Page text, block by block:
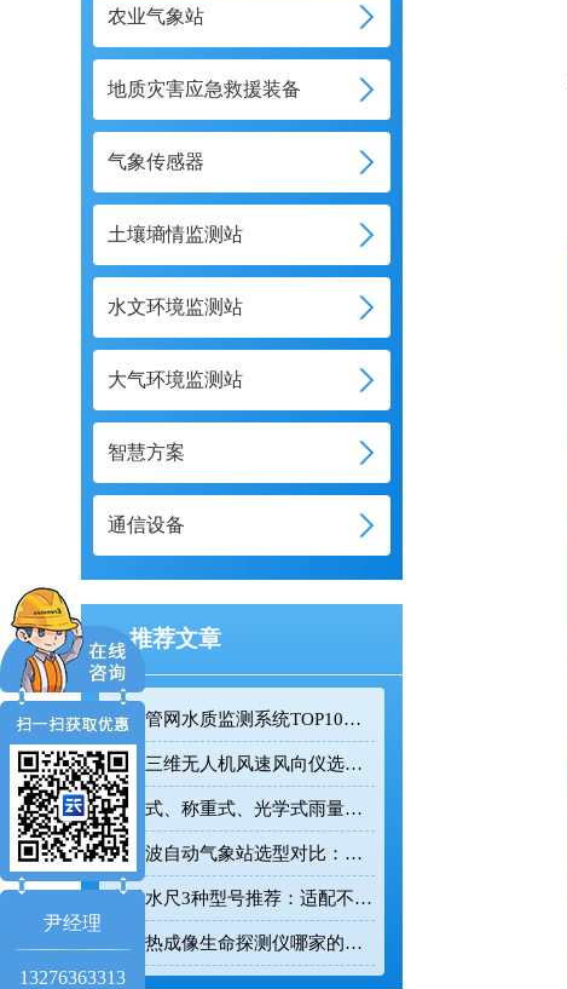
农业气象站
地质灾害应急救援装备
气象传感器
土壤墒情监测站
水文环境监测站
大气环境监测站
智慧方案
通信设备
推荐文章
排水管网水质监测系统TOP10推荐榜单
迷你三维无人机风速风向仪选型：云境天合TH-F1H助力空中风场监测
翻斗式、称重式、光学式雨量计精度大横评：哪种雨量计测量最准？
超声波自动气象站选型对比：云境天合 TH-CQX6 与天蔚 TW-CQX5 推荐
电子水尺3种型号推荐：适配不同水深监测场景
红外热成像生命探测仪哪家的好用？TH-860TH这款救援项目都在用
尹经理
13276363313